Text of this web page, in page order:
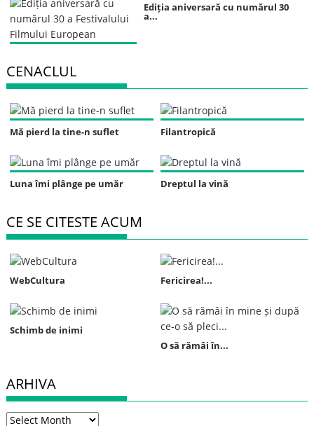
Ediția aniversară cu numărul 30
a...
CENACLUL
Mă pierd la tine-n suflet Filantropică
Luna îmi plânge pe umăr Dreptul la vină
CE SE CITESTE ACUM
WebCultura Fericirea!...
Schimb de inimi
O să rămâi în...
ARHIVA
Arhiva